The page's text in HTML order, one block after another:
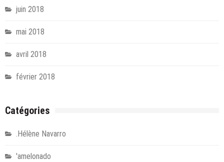
juin 2018
mai 2018
avril 2018
février 2018
Catégories
.Hélène Navarro
'amelonado